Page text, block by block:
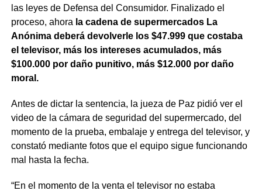
las leyes de Defensa del Consumidor. Finalizado el
proceso, ahora la cadena de supermercados La
Anónima deberá devolverle los $47.999 que costaba
el televisor, más los intereses acumulados, más
$100.000 por daño punitivo, más $12.000 por daño
moral.
Antes de dictar la sentencia, la jueza de Paz pidió ver el
video de la cámara de seguridad del supermercado, del
momento de la prueba, embalaje y entrega del televisor, y
constató mediante fotos que el equipo sigue funcionando
mal hasta la fecha.
“En el momento de la venta el televisor no estaba